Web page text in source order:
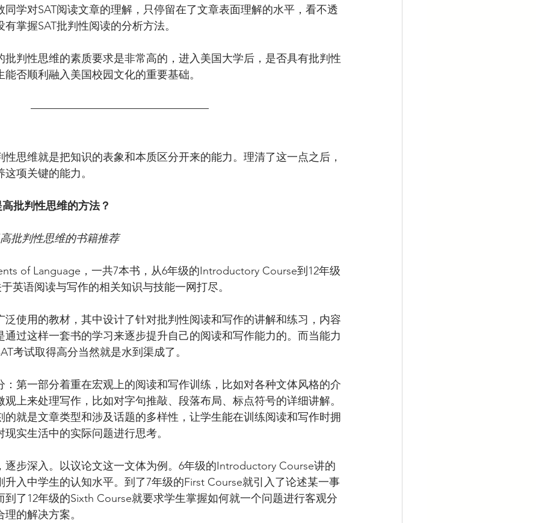
学对SAT阅读文章的理解，只停留在了文章表面理解的水平，看不透
掌握SAT批判性阅读的分析方法。
批判性思维的素质要求是非常高的，进入美国大学后，是否具有批判性
否顺利融入美国校园文化的重要基础。
性思维就是把知识的表象和本质区分开来的能力。理清了这一点之后，
项关键的能力。
批判性思维的方法？
批判性思维的书籍推荐
of Language，一共7本书，从6年级的Introductory Course到12年级
英语阅读与写作的相关知识与技能一网打尽。
泛使用的教材，其中设计了针对批判性阅读和写作的讲解和练习，内容
通过这样一套书的学习来逐步提升自己的阅读和写作能力的。而当能力
考试取得高分当然就是水到渠成了。
：第一部分着重在宏观上的阅读和写作训练，比如对各种文体风格的介
上来处理写作，比如对字句推敲、段落布局、标点符号的详细讲解。
的就是文章类型和涉及话题的多样性，让学生能在训练阅读和写作时拥
实生活中的实际问题进行思考。
逐步深入。以议论文这一文体为例。6年级的Introductory Course讲的
升入中学生的认知水平。到了7年级的First Course就引入了论述某一事
到了12年级的Sixth Course就要求学生掌握如何就一个问题进行客观分
的解决方案。